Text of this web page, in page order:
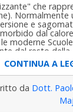
che
Normalmente
e
dal calore
moderne
dal resto della
un dentista
CONTINUA A
da Dott.